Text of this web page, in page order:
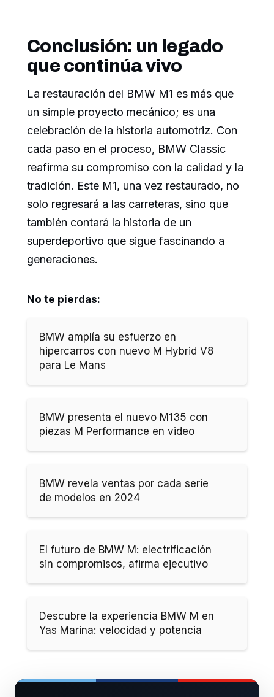
Conclusión: un legado
que continúa vivo
La restauración del BMW M1 es más que
un simple proyecto mecánico; es una
celebración de la historia automotriz. Con
cada paso en el proceso, BMW Classic
reafirma su compromiso con la calidad y la
tradición. Este M1, una vez restaurado, no
solo regresará a las carreteras, sino que
también contará la historia de un
superdeportivo que sigue fascinando a
generaciones.
No te pierdas:
BMW amplía su esfuerzo en
hipercarros con nuevo M Hybrid V8
para Le Mans
BMW presenta el nuevo M135 con
piezas M Performance en video
BMW revela ventas por cada serie
de modelos en 2024
El futuro de BMW M: electrificación
sin compromisos, afirma ejecutivo
Descubre la experiencia BMW M en
Yas Marina: velocidad y potencia